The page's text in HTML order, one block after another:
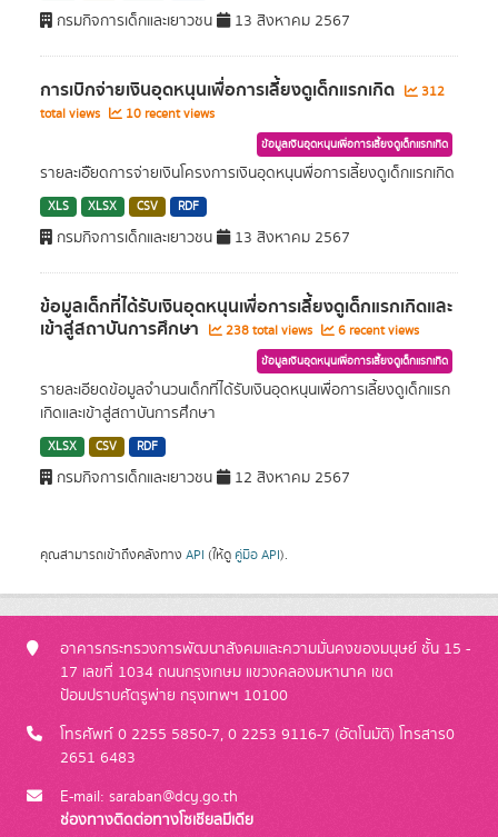
กรมกิจการเด็กและเยาวชน 13 สิงหาคม 2567
การเบิกจ่ายเงินอุดหนุนเพื่อการเลี้ยงดูเด็กแรกเกิด
312
total views
10 recent views
ข้อมูลเงินอุดหนุนเพื่อการเลี้ยงดูเด็กแรกเกิด
รายละเอัียดการจ่ายเงินโครงการเงินอุดหนุนพื่อการเลี้ยงดูเด็กแรกเกิด
XLS XLSX CSV RDF
กรมกิจการเด็กและเยาวชน 13 สิงหาคม 2567
ข้อมูลเด็กที่ได้รับเงินอุดหนุนเพื่อการเลี้ยงดูเด็กแรกเกิดและ
เข้าสู่สถาบันการศึกษา 238 total views 6 recent views
ข้อมูลเงินอุดหนุนเพื่อการเลี้ยงดูเด็กแรกเกิด
รายละเอียดข้อมูลจำนวนเด็กที่ได้รับเงินอุดหนุนเพื่อการเลี้ยงดูเด็กแรก
เกิดและเข้าสู่สถาบันการศึกษา
XLSX CSV RDF
กรมกิจการเด็กและเยาวชน 12 สิงหาคม 2567
คุณสามารถเข้าถึงคลังทาง API (ให้ดู คู่มือ API).
อาคารกระทรวงการพัฒนาสังคมและความมั่นคงของมนุษย์ ชั้น 15 -
17 เลขที่ 1034 ถนนกรุงเกษม แขวงคลองมหานาค เขต
ป้อมปราบศัตรูพ่าย กรุงเทพฯ 10100
โทรศัพท์ 0 2255 5850-7, 0 2253 9116-7 (อัตโนมัติ) โทรสาร0
2651 6483
E-mail: saraban@dcy.go.th
ช่องทางติดต่อทางโซเชียลมีเดีย